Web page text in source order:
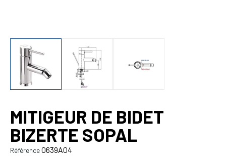
MITIGEUR DE BIDET
BIZERTE SOPAL
Référence0639A04